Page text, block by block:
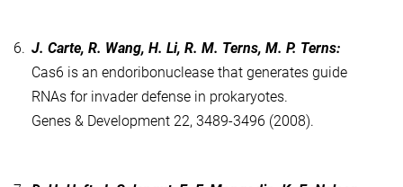
6. J. Carte, R. Wang, H. Li, R. M. Terns, M. P. Terns:
Cas6 is an endoribonuclease that generates guide
RNAs for invader defense in prokaryotes.
Genes & Development 22, 3489-3496 (2008).